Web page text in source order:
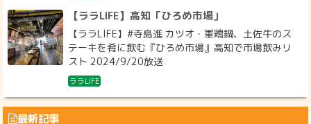
【ララLIFE】高知「ひろめ市場」
【ララLIFE】#寺島進 カツオ・軍鶏鍋、土佐牛のス
テーキを肴に飲む『ひろめ市場』高知で市場飲みリ
スト 2024/9/20放送
ララLIFE
最新記事